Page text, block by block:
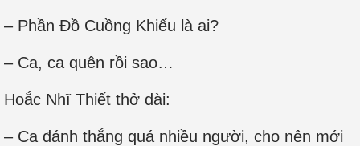
– Phần Đồ Cuồng Khiếu là ai?
– Ca, ca quên rồi sao…
Hoắc Nhĩ Thiết thở dài:
– Ca đánh thắng quá nhiều người, cho nên mới